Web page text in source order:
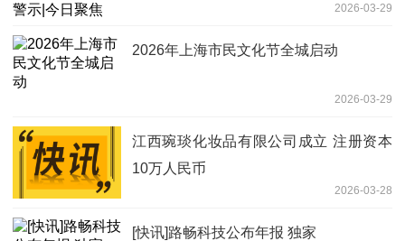
2026-03-29
2026年上海市民文化节全城启动
2026-03-29
江西琬琰化妆品有限公司成立 注册资本
10万人民币
2026-03-28
[快讯]路畅科技公布年报 独家